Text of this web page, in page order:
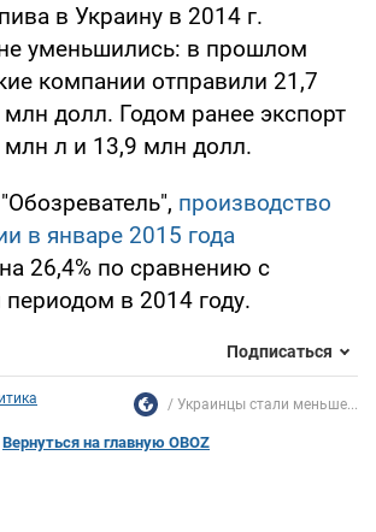
в Украину в 2014 г.
уменьшились: в прошлом
компании отправили 21,7
долл. Годом ранее экспорт
млн л и 13,9 млн долл.
производство
в январе 2015 года
на 26,4% по сравнению с
в 2014 году.
Подписаться
Украинцы стали меньше...
Вернуться на главную OBOZ